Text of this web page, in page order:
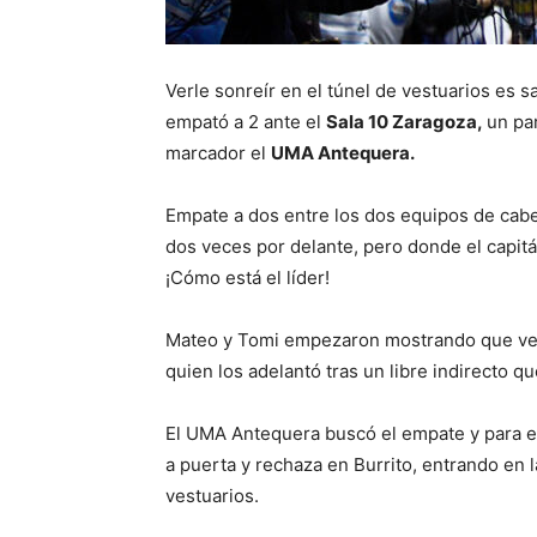
Verle sonreír en el túnel de vestuarios es
empató a 2 ante el Sala 10 Zaragoza, un
marcador el UMA Antequera.
Empate a dos entre los dos equipos de
dos veces por delante, pero donde el
¡Cómo está el líder!
Mateo y Tomi empezaron mostrando que
quien los adelantó tras un libre indirecto
El UMA Antequera buscó el empate y
a puerta y rechaza en Burrito, entrando en
vestuarios.